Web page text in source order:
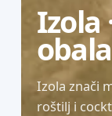
Izola
obala
Izola znači
roštilj i